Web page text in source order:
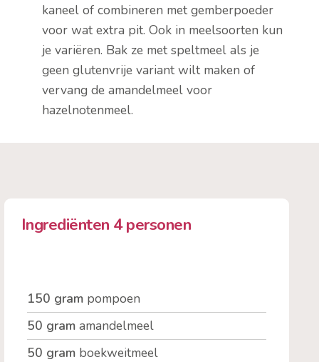
kaneel of combineren met gemberpoeder
voor wat extra pit. Ook in meelsoorten kun
je variëren. Bak ze met speltmeel als je
geen glutenvrije variant wilt maken of
vervang de amandelmeel voor
hazelnotenmeel.
Ingrediënten 4 personen
150 gram pompoen
50 gram amandelmeel
50 gram boekweitmeel